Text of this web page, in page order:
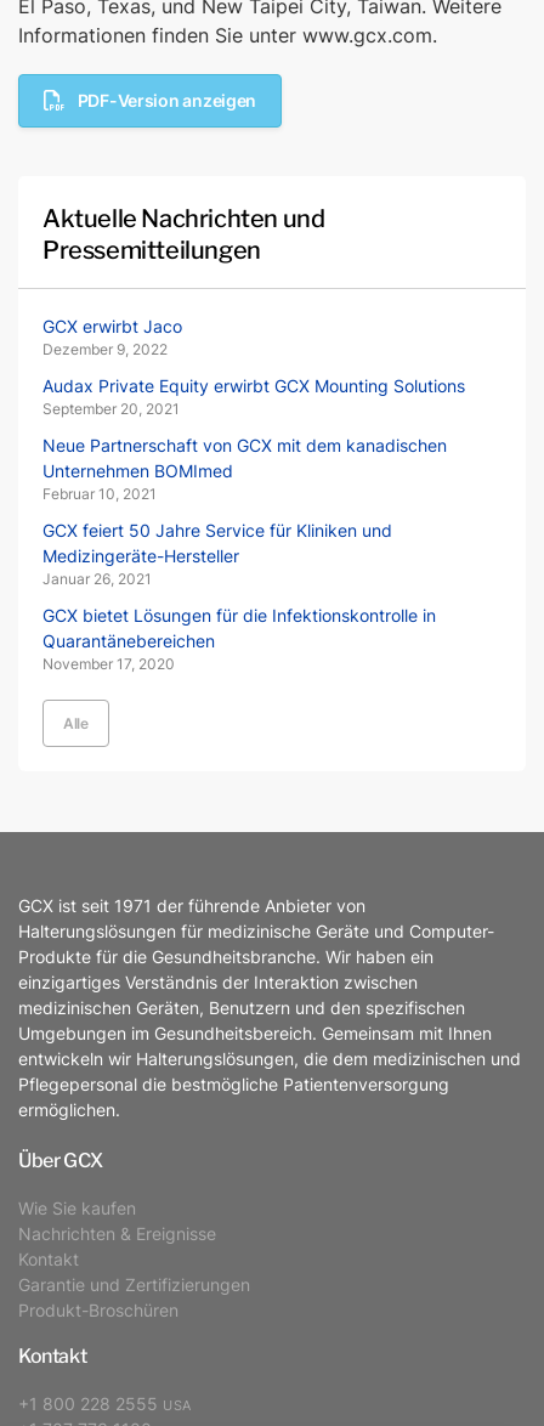
El Paso, Texas, und New Taipei City, Taiwan. Weitere
Informationen finden Sie unter www.gcx.com.
PDF-Version anzeigen
Aktuelle Nachrichten und
Pressemitteilungen
GCX erwirbt Jaco
Dezember 9, 2022
Audax Private Equity erwirbt GCX Mounting Solutions
September 20, 2021
Neue Partnerschaft von GCX mit dem kanadischen
Unternehmen BOMImed
Februar 10, 2021
GCX feiert 50 Jahre Service für Kliniken und
Medizingeräte-Hersteller
Januar 26, 2021
GCX bietet Lösungen für die Infektionskontrolle in
Quarantänebereichen
November 17, 2020
Alle
GCX ist seit 1971 der führende Anbieter von
Halterungslösungen für medizinische Geräte und Computer-
Produkte für die Gesundheitsbranche. Wir haben ein
einzigartiges Verständnis der Interaktion zwischen
medizinischen Geräten, Benutzern und den spezifischen
Umgebungen im Gesundheitsbereich. Gemeinsam mit Ihnen
entwickeln wir Halterungslösungen, die dem medizinischen und
Pflegepersonal die bestmögliche Patientenversorgung
ermöglichen.
Über GCX
Wie Sie kaufen
Nachrichten & Ereignisse
Kontakt
Garantie und Zertifizierungen
Produkt-Broschüren
Kontakt
+1 800 228 2555 USA